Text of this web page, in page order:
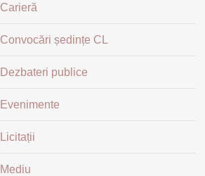
Carieră
Convocări ședințe CL
Dezbateri publice
Evenimente
Licitații
Mediu